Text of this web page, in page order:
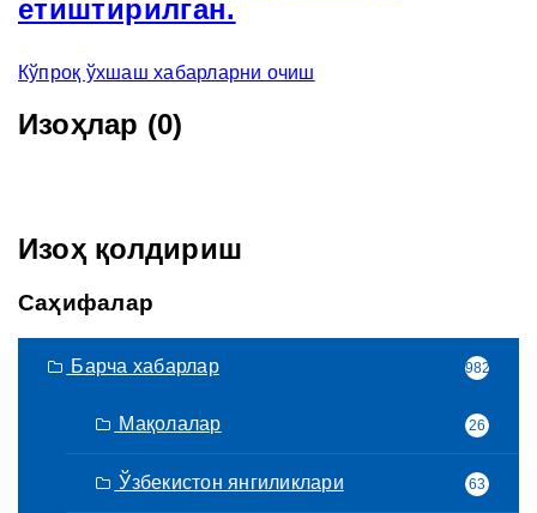
етиштирилган.
Кўпроқ ўхшаш хабарларни очиш
Изоҳлар (0)
Изоҳ қолдириш
Саҳифалар
Барча хабарлар 982
Мақолалар 26
Ўзбекистон янгиликлари 63